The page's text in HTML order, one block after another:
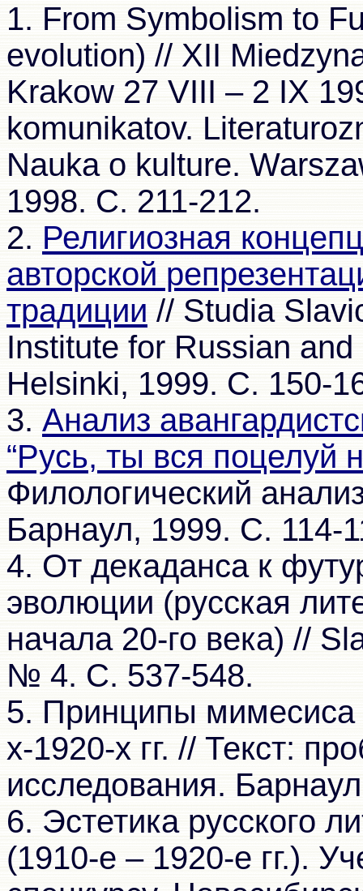
1. From Symbolism to
evolution) // XII
Krakow 27 VIII – 2 IX
komunikatov.
Nauka o kulture.
1998. C. 211-212.
2. Религиозная
авторской
традиции // Studia
Institute for Russian
Helsinki, 1999. С. 150-
3. Анализ
“Русь, ты вся поцелуй
Филологический
Барнаул, 1999. С. 114-
4. От декаданса к
эволюции (русская
начала 20-го века) //
№ 4. С. 537-548.
5. Принципы мимесиса
х-1920-х гг. // Текст:
исследования.
6. Эстетика русского
(1910-е – 1920-е гг.).